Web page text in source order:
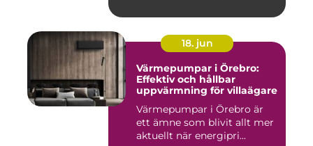
18. jun
Värmepumpar i Örebro:
Effektiv och hållbar
uppvärmning för villaägare
Värmepumpar i Örebro är
ett ämne som blivit allt mer
aktuellt när energipri...